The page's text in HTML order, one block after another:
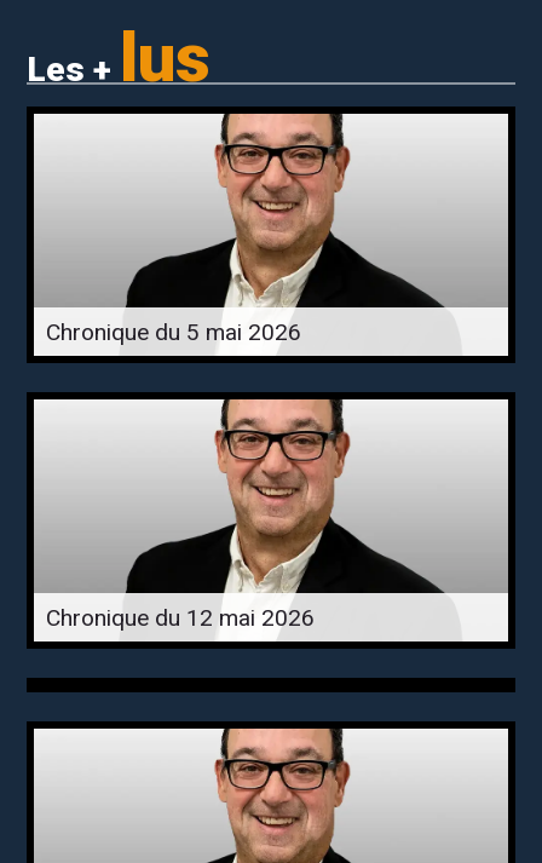
Les + lus
Chronique du 5 mai 2026
Chronique du 12 mai 2026